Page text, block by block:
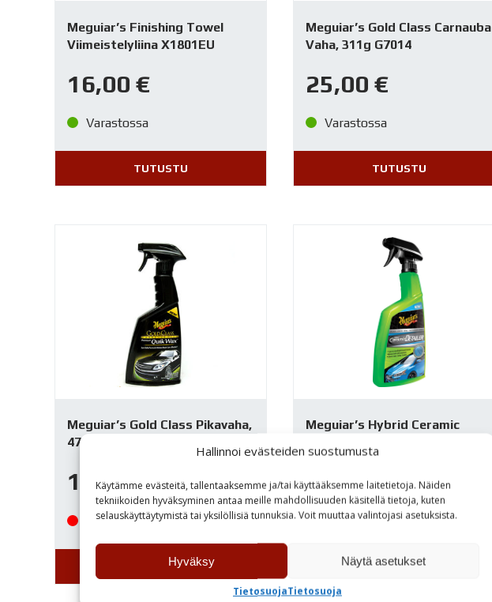
Hallinnoi evästeiden suostumusta
Käytämme evästeitä, tallentaaksemme ja/tai käyttääksemme laitetietoja. Näiden
tekniikoiden hyväksyminen antaa meille mahdollisuuden käsitellä tietoja, kuten
selauskäyttäytymistä tai yksilöllisiä tunnuksia. Voit muuttaa valintojasi asetuksista.
Hyväksy Näytä asetukset
TietosuojaTietosuoja
Meguiar’s Finishing Towel
Viimeistelyliina X1801EU
16,00 €
Varastossa
TUTUSTU
Meguiar’s Gold Class Carnauba
Vaha, 311g G7014
25,00€
Varastossa
TUTUSTU
Meguiar’s Gold Class Pikavaha,
473ml G7716
15,00€
Loppu varastosta
TUTUSTU
Meguiar’s Hybrid Ceramic
22,00€
Varastossa
TUTUSTU